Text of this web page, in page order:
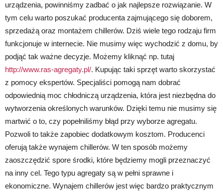
urządzenia, powinniśmy zadbać o jak najlepsze rozwiązanie. W
tym celu warto poszukać producenta zajmującego się doborem,
sprzedażą oraz montażem chillerów. Dziś wiele tego rodzaju firm
funkcjonuje w internecie. Nie musimy więc wychodzić z domu, by
podjąć tak ważne decyzje. Możemy kliknąć np. tutaj
http://www.ras-agregaty.pl/. Kupując taki sprzęt warto skorzystać
z pomocy ekspertów. Specjaliści pomogą nam dobrać
odpowiednią moc chłodniczą urządzenia, która jest niezbędna do
wytworzenia określonych warunków. Dzięki temu nie musimy się
martwić o to, czy popełniliśmy błąd przy wyborze agregatu.
Pozwoli to także zapobiec dodatkowym kosztom. Producenci
oferują także wynajem chillerów. W ten sposób możemy
zaoszczędzić spore środki, które będziemy mogli przeznaczyć
na inny cel. Tego typu agregaty są w pełni sprawne i
ekonomiczne. Wynajem chillerów jest więc bardzo praktycznym